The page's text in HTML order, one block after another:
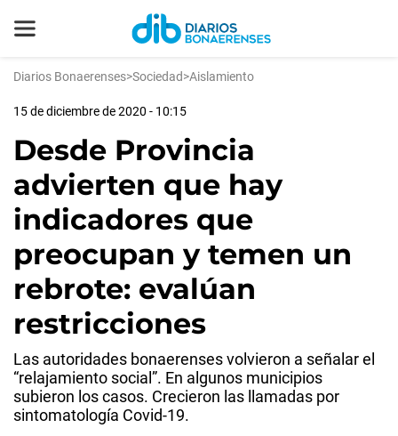
Diarios Bonaerenses>Sociedad>Aislamiento
15 de diciembre de 2020 - 10:15
Desde Provincia
advierten que hay
indicadores que
preocupan y temen un
rebrote: evalúan
restricciones
Las autoridades bonaerenses volvieron a señalar el
“relajamiento social”. En algunos municipios
subieron los casos. Crecieron las llamadas por
sintomatología Covid-19.